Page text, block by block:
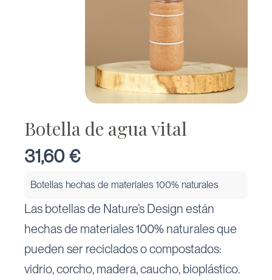
Botella de agua vital
31,60€
Botellas hechas de materiales 100% naturales
Las botellas de Nature’s Design están
hechas de materiales 100% naturales que
pueden ser reciclados o compostados:
vidrio, corcho, madera, caucho, bioplástico.